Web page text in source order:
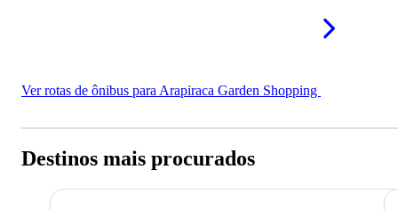
Ver rotas de ônibus para Arapiraca Garden Shopping
Destinos mais procurados